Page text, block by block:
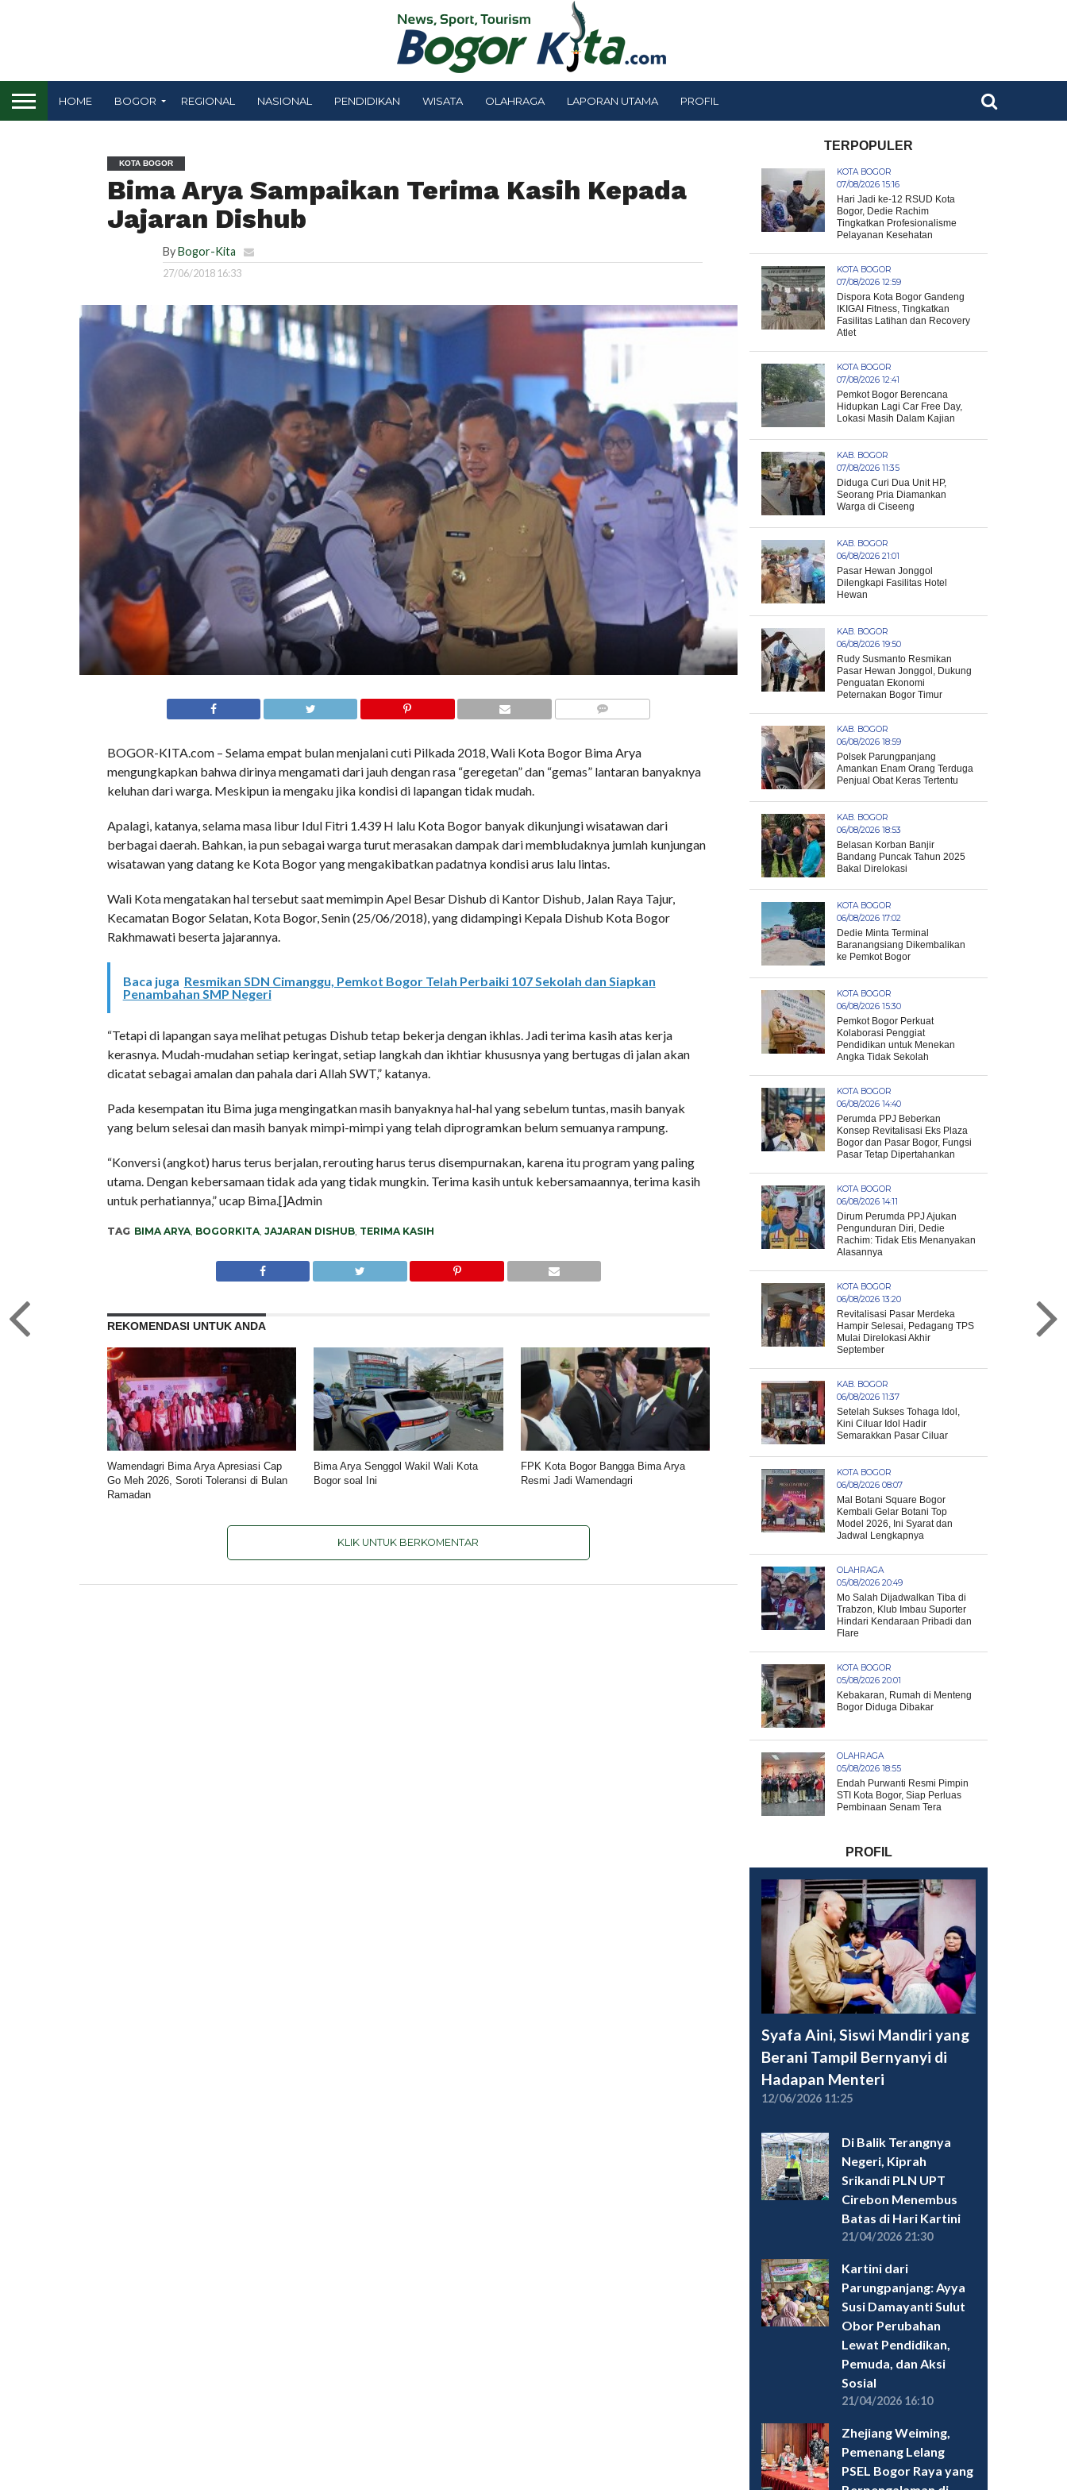
HOME BOGOR REGIONAL NASIONAL PENDIDIKAN WISATA OLAHRAGA LAPORAN UTAMA PROFIL
KOTA BOGOR
Bima Arya Sampaikan Terima Kasih Kepada
Jajaran Dishub
ByBogor-Kita
27/06/2018 16:33
BOGOR-KITA.com – Selama empat bulan menjalani cuti Pilkada 2018, Wali Kota Bogor Bima Arya
mengungkapkan bahwa dirinya mengamati dari jauh dengan rasa “geregetan” dan “gemas” lantaran banyaknya
keluhan dari warga. Meskipun ia mengaku jika kondisi di lapangan tidak mudah.
Apalagi, katanya, selama masa libur Idul Fitri 1.439 H lalu Kota Bogor banyak dikunjungi wisatawan dari
berbagai daerah. Bahkan, ia pun sebagai warga turut merasakan dampak dari membludaknya jumlah kunjungan
wisatawan yang datang ke Kota Bogor yang mengakibatkan padatnya kondisi arus lalu lintas.
Wali Kota mengatakan hal tersebut saat memimpin Apel Besar Dishub di Kantor Dishub, Jalan Raya Tajur,
Kecamatan Bogor Selatan, Kota Bogor, Senin (25/06/2018), yang didampingi Kepala Dishub Kota Bogor
Rakhmawati beserta jajarannya.
Baca juga Resmikan SDN Cimanggu, Pemkot Bogor Telah Perbaiki 107 Sekolah dan Siapkan
Penambahan SMP Negeri
“Tetapi di lapangan saya melihat petugas Dishub tetap bekerja dengan ikhlas. Jadi terima kasih atas kerja
kerasnya. Mudah-mudahan setiap keringat, setiap langkah dan ikhtiar khususnya yang bertugas di jalan akan
dicatat sebagai amalan dan pahala dari Allah SWT,” katanya.
Pada kesempatan itu Bima juga mengingatkan masih banyaknya hal-hal yang sebelum tuntas, masih banyak
yang belum selesai dan masih banyak mimpi-mimpi yang telah diprogramkan belum semuanya rampung.
“Konversi (angkot) harus terus berjalan, rerouting harus terus disempurnakan, karena itu program yang paling
utama. Dengan kebersamaan tidak ada yang tidak mungkin. Terima kasih untuk kebersamaannya, terima kasih
untuk perhatiannya,” ucap Bima.[]Admin
TAG BIMA ARYA, BOGORKITA, JAJARAN DISHUB, TERIMA KASIH
REKOMENDASI UNTUK ANDA
Wamendagri Bima Arya Apresiasi Cap
Go Meh 2026, Soroti Toleransi di Bulan
Ramadan
Bima Arya Senggol Wakil Wali Kota
Bogor soal Ini
FPK Kota Bogor Bangga Bima Arya
Resmi Jadi Wamendagri
KLIK UNTUK BERKOMENTAR
TERPOPULER
KOTA BOGOR
07/08/2026 15:16
Hari Jadi ke-12 RSUD Kota
Bogor, Dedie Rachim
Tingkatkan Profesionalisme
Pelayanan Kesehatan
KOTA BOGOR
07/08/2026 12:59
Dispora Kota Bogor Gandeng
IKIGAI Fitness, Tingkatkan
Fasilitas Latihan dan Recovery
Atlet
KOTA BOGOR
07/08/2026 12:41
Pemkot Bogor Berencana
Hidupkan Lagi Car Free Day,
Lokasi Masih Dalam Kajian
KAB. BOGOR
07/08/2026 11:35
Diduga Curi Dua Unit HP,
Seorang Pria Diamankan
Warga di Ciseeng
KAB. BOGOR
06/08/2026 21:01
Pasar Hewan Jonggol
Dilengkapi Fasilitas Hotel
Hewan
KAB. BOGOR
06/08/2026 19:50
Rudy Susmanto Resmikan
Pasar Hewan Jonggol, Dukung
Penguatan Ekonomi
Peternakan Bogor Timur
KAB. BOGOR
06/08/2026 18:59
Polsek Parungpanjang
Amankan Enam Orang Terduga
Penjual Obat Keras Tertentu
KAB. BOGOR
06/08/2026 18:53
Belasan Korban Banjir
Bandang Puncak Tahun 2025
Bakal Direlokasi
KOTA BOGOR
06/08/2026 17:02
Dedie Minta Terminal
Baranangsiang Dikembalikan
ke Pemkot Bogor
KOTA BOGOR
06/08/2026 15:30
Pemkot Bogor Perkuat
Kolaborasi Penggiat
Pendidikan untuk Menekan
Angka Tidak Sekolah
KOTA BOGOR
06/08/2026 14:40
Perumda PPJ Beberkan
Konsep Revitalisasi Eks Plaza
Bogor dan Pasar Bogor, Fungsi
Pasar Tetap Dipertahankan
KOTA BOGOR
06/08/2026 14:11
Dirum Perumda PPJ Ajukan
Pengunduran Diri, Dedie
Rachim: Tidak Etis Menanyakan
Alasannya
KOTA BOGOR
06/08/2026 13:20
Revitalisasi Pasar Merdeka
Hampir Selesai, Pedagang TPS
Mulai Direlokasi Akhir
September
KAB. BOGOR
06/08/2026 11:37
Setelah Sukses Tohaga Idol,
Kini Ciluar Idol Hadir
Semarakkan Pasar Ciluar
KOTA BOGOR
06/08/2026 08:07
Mal Botani Square Bogor
Kembali Gelar Botani Top
Model 2026, Ini Syarat dan
Jadwal Lengkapnya
OLAHRAGA
05/08/2026 20:49
Mo Salah Dijadwalkan Tiba di
Trabzon, Klub Imbau Suporter
Hindari Kendaraan Pribadi dan
Flare
KOTA BOGOR
05/08/2026 20:01
Kebakaran, Rumah di Menteng
Bogor Diduga Dibakar
OLAHRAGA
05/08/2026 18:55
Endah Purwanti Resmi Pimpin
STI Kota Bogor, Siap Perluas
Pembinaan Senam Tera
PROFIL
Syafa Aini, Siswi Mandiri yang
Berani Tampil Bernyanyi di
Hadapan Menteri
12/06/2026 11:25
Di Balik Terangnya
Negeri, Kiprah
Srikandi PLN UPT
Cirebon Menembus
Batas di Hari Kartini
21/04/2026 21:30
Kartini dari
Parungpanjang: Ayya
Susi Damayanti Sulut
Obor Perubahan
Lewat Pendidikan,
Pemuda, dan Aksi
Sosial
21/04/2026 16:10
Zhejiang Weiming,
Pemenang Lelang
PSEL Bogor Raya yang